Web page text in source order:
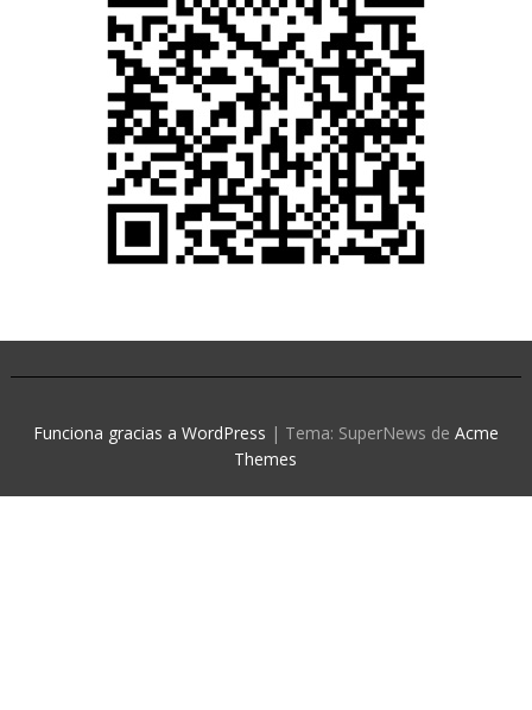
Funciona gracias a WordPress | Tema: SuperNews de Acme
Themes